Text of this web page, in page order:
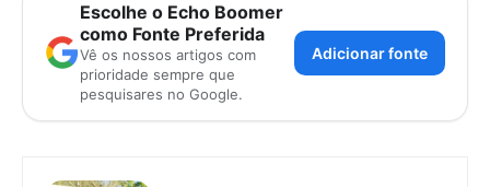
Escolhe o Echo Boomer
como Fonte Preferida
Vê os nossos artigos com
prioridade sempre que
pesquisares no Google.
Adicionar fonte